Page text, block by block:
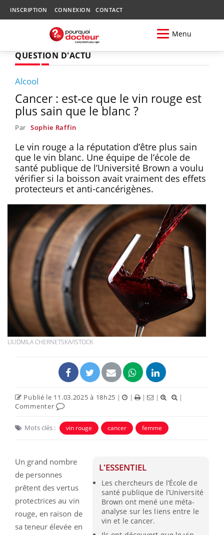
INSCRIPTION CONNEXION CONTACT
Menu
QUESTION D'ACTU
Alcool
Cancer : est-ce que le vin rouge est
plus sain que le blanc ?
Par Sophie Raffin
Le vin rouge a la réputation d’être plus sain
que le vin blanc. Une équipe de l’école de
santé publique de l’Université Brown a voulu
vérifier si la boisson avait vraiment des effets
protecteurs et anti-cancérigènes.
LIUDMILA CHERNETSKA/ISTOCK
Publié le 11.03.2025 à 18h25 | | | |
|
Commenter
Mots clés : vin rouge cancer femme
L'ESSENTIEL
Les chercheurs de l’École de
santé publique de l’Université
Brown ont mené une méta-
analyse sur les liens entre le
vin et le cancer.
Un grand nombre
de personnes
prêtent des vertus
protectrices au vin
rouge, en raison de
sa teneur élevée en